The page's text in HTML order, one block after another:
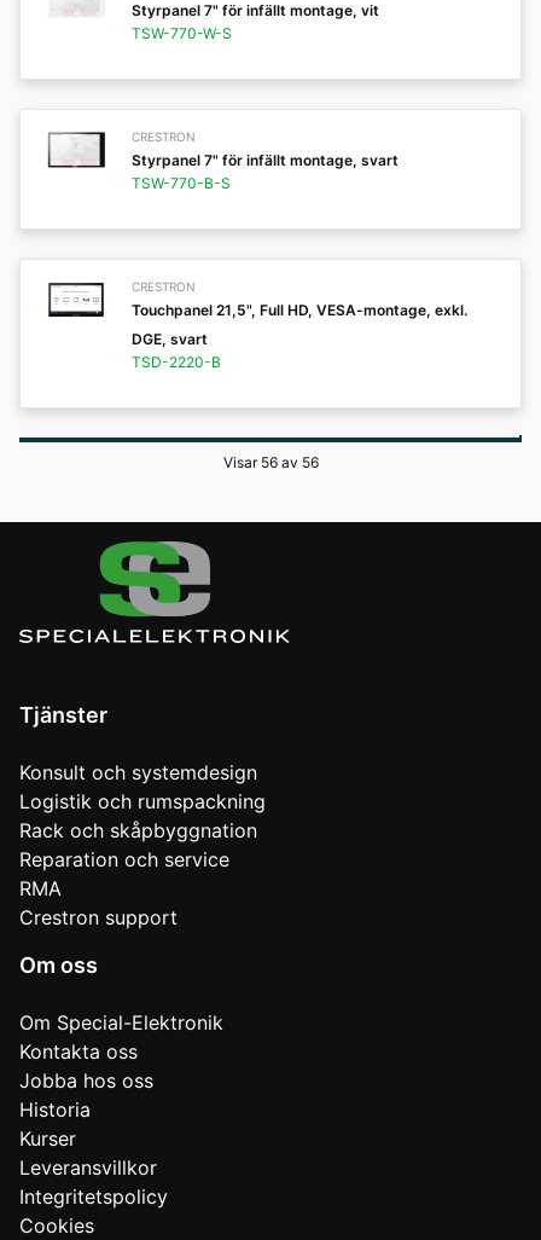
Styrpanel 7" för infällt montage, vit
TSW-770-W-S
CRESTRON
Styrpanel 7" för infällt montage, svart
TSW-770-B-S
CRESTRON
Touchpanel 21,5", Full HD, VESA-montage, exkl.
DGE, svart
TSD-2220-B
Visar 56 av 56
Tjänster
Konsult och systemdesign
Logistik och rumspackning
Rack och skåpbyggnation
Reparation och service
RMA
Crestron support
Om oss
Om Special-Elektronik
Kontakta oss
Jobba hos oss
Historia
Kurser
Leveransvillkor
Integritetspolicy
Cookies